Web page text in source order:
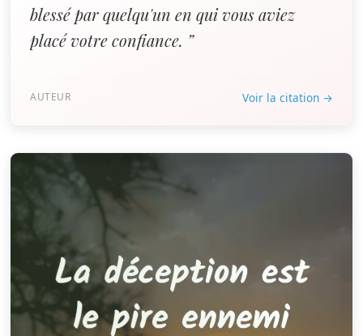
blessé par quelqu'un en qui vous aviez
placé votre confiance. ”
AUTEUR Voir la citation →